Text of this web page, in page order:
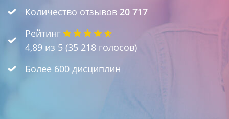
Количество отзывов 20 717
Рейтинг
4,89из 5 (35 218голосов)
Более 600 дисциплин